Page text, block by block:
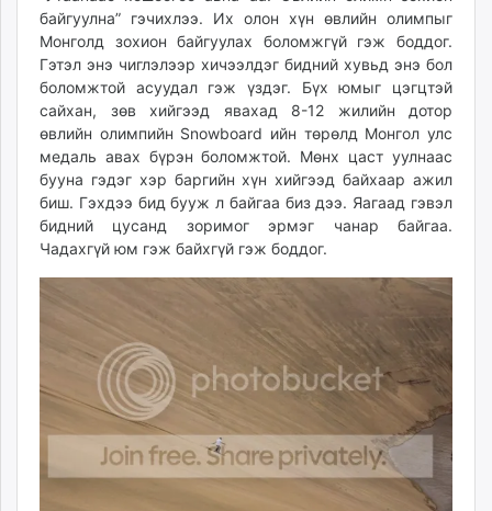
байгуулна” гэчихлээ. Их олон хүн өвлийн олимпыг
Монголд зохион байгуулах боломжгүй гэж боддог.
Гэтэл энэ чиглэлээр хичээлдэг бидний хувьд энэ бол
боломжтой асуудал гэж үздэг. Бүх юмыг цэгцтэй
сайхан, зөв хийгээд явахад 8-12 жилийн дотор
өвлийн олимпийн Snowboard ийн төрөлд Монгол улс
медаль авах бүрэн боломжтой. Мөнх цаст уулнаас
бууна гэдэг хэр баргийн хүн хийгээд байхаар ажил
биш. Гэхдээ бид бууж л байгаа биз дээ. Яагаад гэвэл
бидний цусанд зоримог эрмэг чанар байгаа.
Чадахгүй юм гэж байхгүй гэж боддог.